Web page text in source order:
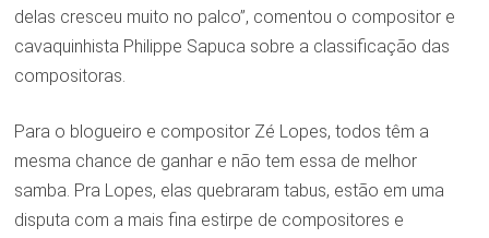
delas cresceu muito no palco”, comentou o compositor e
cavaquinhista Philippe Sapuca sobre a classificação das
compositoras.
Para o blogueiro e compositor Zé Lopes, todos têm a
mesma chance de ganhar e não tem essa de melhor
samba. Pra Lopes, elas quebraram tabus, estão em uma
disputa com a mais fina estirpe de compositores e